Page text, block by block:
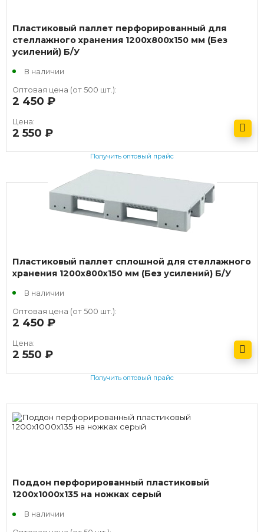
Пластиковый паллет перфорированный для
стеллажного хранения 1200х800х150 мм (Без
усилений) Б/У
В наличии
Оптовая цена (от 500 шт.):
2 450
Цена:
2 550
Получить оптовый прайс
Пластиковый паллет сплошной для стеллажного
хранения 1200х800х150 мм (Без усилений) Б/У
В наличии
Оптовая цена (от 500 шт.):
2 450
Цена:
2 550
Получить оптовый прайс
Поддон перфорированный пластиковый
1200х1000х135 на ножках серый
В наличии